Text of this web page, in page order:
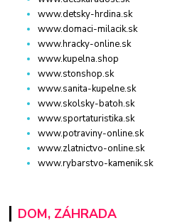
www.detsky-hrdina.sk
www.domaci-milacik.sk
www.hracky-online.sk
www.kupelna.shop
www.stonshop.sk
www.sanita-kupelne.sk
www.skolsky-batoh.sk
www.sportaturistika.sk
www.potraviny-online.sk
www.zlatnictvo-online.sk
www.rybarstvo-kamenik.sk
DOM, ZÁHRADA